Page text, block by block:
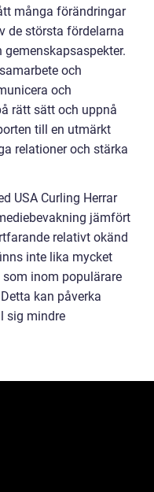
många förändringar
de största fördelarna
och
och
rätt sätt och uppnå
till en utmärkt
relationer och stärka
USA Curling Herrar
jämfört
relativt okänd
inte lika mycket
inom populärare
kan påverka
sig mindre